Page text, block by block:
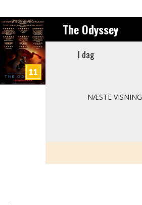
The Odyssey
I dag
NÆSTE VISNING